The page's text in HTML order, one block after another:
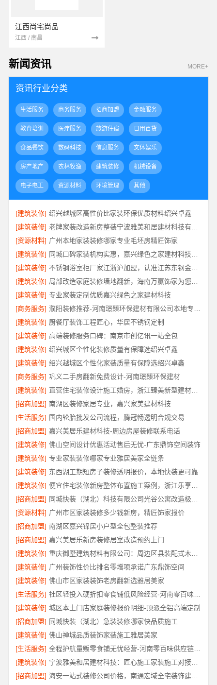
江西尚宅尚品
江西 / 南昌
新闻资讯 MORE+
资讯行业分类
生活服务 商务服务 招商加盟 金融服务
教育培训 医疗服务 旅游住宿 日用百货
食品餐饮 数码科技 信息服务 文体娱乐
房产地产 农林牧渔 建筑装修 机械设备
电子电工 资源材料 环境管理 其他
[建筑装修] 绍兴越城区高性价比家装环保优质材料绍兴卓鑫
[建筑装修]
[资源材料] 广州本地家装装修哪家专业毛坯房精匠饰家
[建筑装修]
[建筑装修]
不锈钢浴室柜厂家江浙沪加盟，认准江苏东钢金属科技有限公司
[建筑装修]
[建筑装修] 专业家装定制优质嘉兴绿色之家建材科技
[商务服务]
[建筑装修] 厨餐厅装饰工程匠心，华居不锈钢定制
[建筑装修] 高端装修服务口碑：南京市创亿讯一站全包
[建筑装修] 绍兴城区个性化装修质量有保障选绍兴卓鑫
[建筑装修] 绍兴越城区个性化家装质量有保障选绍兴卓鑫
[商务服务] 巩义二手房翻新免费设计-河南璟臻环保建材
[建筑装修]
直营住宅装修设计施工婚房，浙江臻美新型建材有限公司打造爱巢
[招商加盟] 南湖区装修家居专业，嘉兴家美建材科技
[生活服务] 国内轮胎批发公司流程，腾冠畅透明合规交易
[招商加盟] 嘉兴美居乐建材科技-周边房屋装修联系电话
[建筑装修] 佛山空间设计优惠活动售后无忧-广东鼎饰空间装饰
[建筑装修] 专业家装装修哪家专业雅居美家全链条
[建筑装修] 东西湖工期短房子装修透明报价，本地快装更可靠
[建筑装修]
便宜住宅装修新房整体布置施工案例，浙江乐享新材料有限公司
[招商加盟]
[资源材料] 广州市区家装装修多少钱新房，精匠饰家报价
[招商加盟] 南湖区嘉兴锦居小户型全包整装推荐
[招商加盟] 嘉兴美居乐新房装修居室改造预约上门
[建筑装修]
[建筑装修] 广州装饰性价比排名零增项承诺广东鼎饰空间
[建筑装修] 佛山市区家装装饰老房翻新选雅居美家
[生活服务]
社区轻投入硬折扣零食铺低风险经营-河南零百味供应链有限公司
[建筑装修] 城区本土门店家庭装修报价明细-顶派全铝高端定制
[招商加盟] 同城快装（湖北）急装装修哪家快品质施工
[建筑装修] 佛山禅城品质装饰家装施工雅居美家
[生活服务]
全程护航量贩零食铺无忧经营-河南零百味供应链有限公司
[建筑装修]
宁波雅美和居建材科技：匠心施工家装施工对接渠道
[招商加盟]
海安一站式装修公司价格，南通宏域全宅装饰建材有限公司